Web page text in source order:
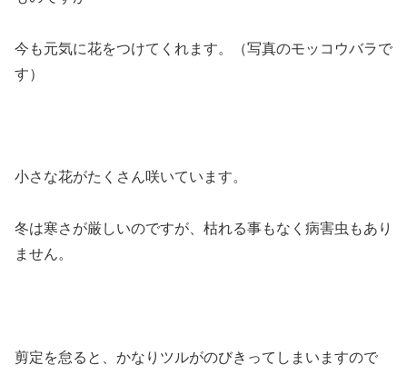
今も元気に花をつけてくれます。（写真のモッコウバラで
す）
小さな花がたくさん咲いています。
冬は寒さが厳しいのですが、枯れる事もなく病害虫もあり
ません。
剪定を怠ると、かなりツルがのびきってしまいますので